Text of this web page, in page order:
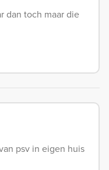
dan toch maar die
psv in eigen huis